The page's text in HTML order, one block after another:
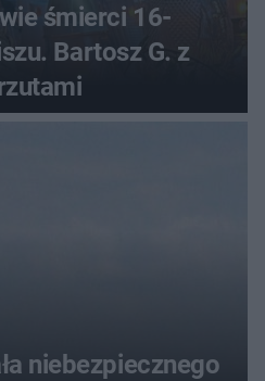
śmierci 16-
Bartosz G. z
niebezpiecznego